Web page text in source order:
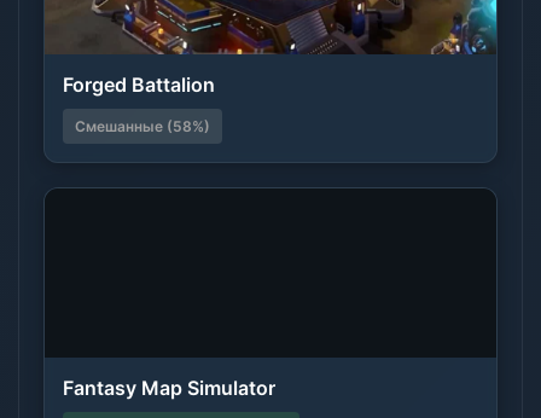
Forged Battalion
Смешанные (58%)
Fantasy Map Simulator